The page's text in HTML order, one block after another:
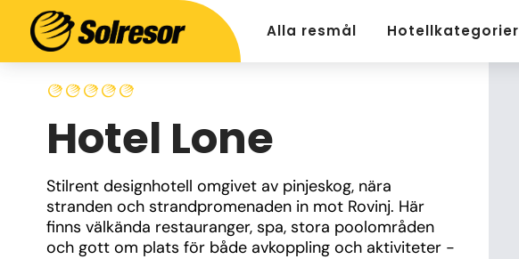
Alla resmål Hotellkategorier
Hotel Lone
Stilrent designhotell omgivet av pinjeskog, nära
stranden och strandpromenaden in mot Rovinj. Här
finns välkända restauranger, spa, stora poolområden
och gott om plats för både avkoppling och aktiviteter -